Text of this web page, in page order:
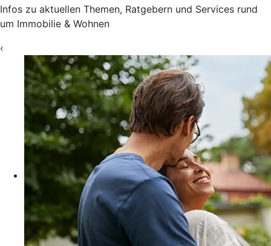
Infos zu aktuellen Themen, Ratgebern und Services rund
um Immobilie & Wohnen
‹